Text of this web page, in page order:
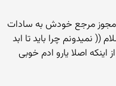
مرجع خودش به سادات
نمیدونم چرا باید تا ابد
اصلا یارو ادم خوبی